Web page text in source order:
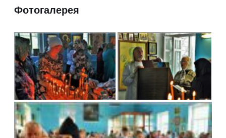
Фотогалерея